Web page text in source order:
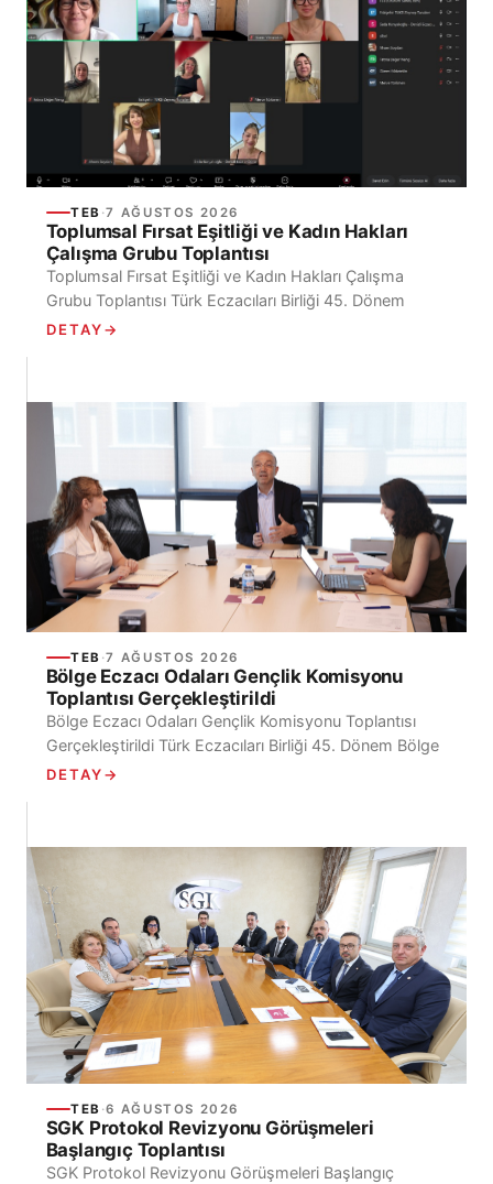
TEB ·7 AĞUSTOS 2026
Toplumsal Fırsat Eşitliği ve Kadın Hakları
Çalışma Grubu Toplantısı
Toplumsal Fırsat Eşitliği ve Kadın Hakları Çalışma
Grubu Toplantısı Türk Eczacıları Birliği 45. Dönem
Toplumsal Fırsat Eşitliği ve Kadın Hakları Çalışma
DETAY→
TEB ·7 AĞUSTOS 2026
Bölge Eczacı Odaları Gençlik Komisyonu
Toplantısı Gerçekleştirildi
Bölge Eczacı Odaları Gençlik Komisyonu Toplantısı
Gerçekleştirildi Türk Eczacıları Birliği 45. Dönem Bölge
Eczacı Odaları Gençlik Komisyonu’nun ilk toplantısı,
DETAY→
TEB ·6 AĞUSTOS 2026
SGK Protokol Revizyonu Görüşmeleri
Başlangıç Toplantısı
SGK Protokol Revizyonu Görüşmeleri Başlangıç